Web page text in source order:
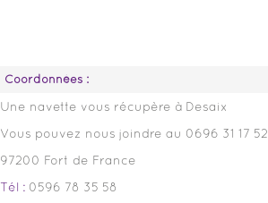
Coordonnées :
Une navette vous récupère à Desaix
Vous pouvez nous joindre au 0696 31 17 52
97200 Fort de France
Tél : 0596 78 35 58